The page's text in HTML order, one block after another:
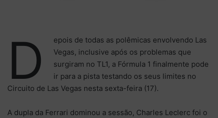
D
epois de todas as polêmicas envolvendo Las
Vegas, inclusive após os problemas que
surgiram no TL1, a Fórmula 1 finalmente pode
ir para a pista testando os seus limites no
Circuito de Las Vegas nesta sexta-feira (17).
A dupla da Ferrari dominou a sessão, Charles Leclerc foi o